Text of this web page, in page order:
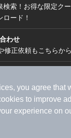
you agree that
to improve
experience on
検索！お得な限定クー
ード！
わせ
修正依頼もこちらから
資料請求）
広告出
ライフスタイル
基づく表記
ヘルプ